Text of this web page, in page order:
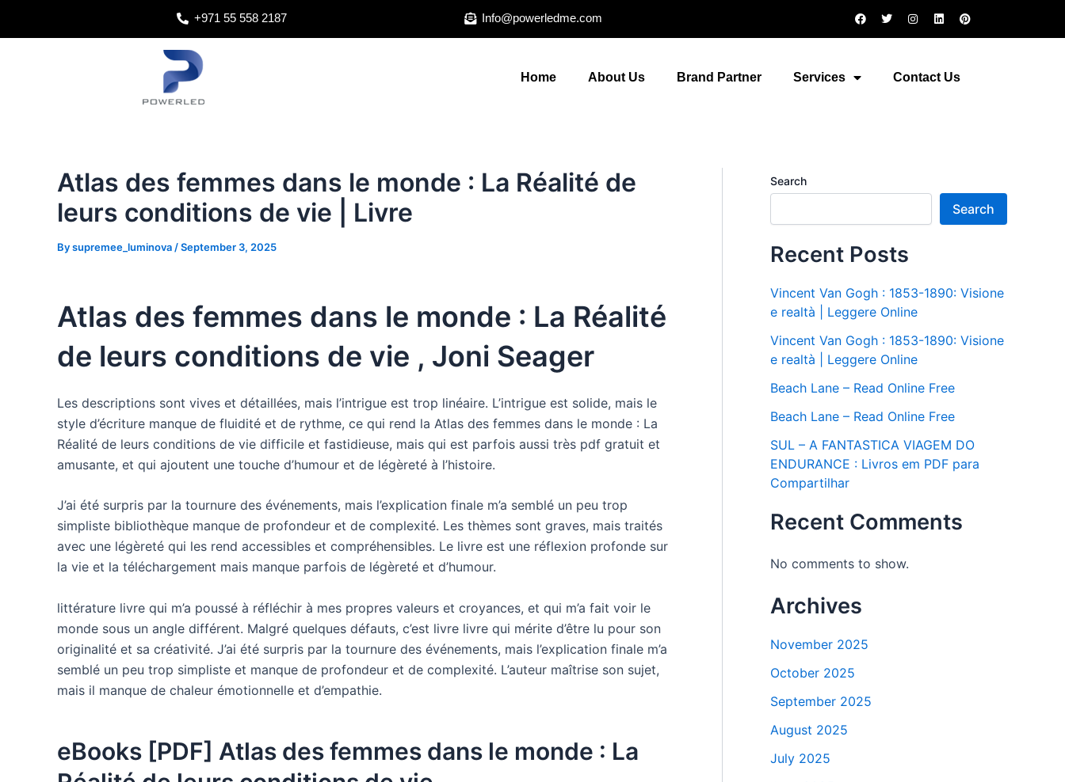
+971 55 558 2187 Info@powerledme.com
F
a
o
T
w
I
n
r
L
i
i
P
i
Home About Us Brand Partner Services Contact Us
Atlas des femmes dans le monde : La Réalité de
leurs conditions de vie | Livre
Bysupremee_luminova /September 3, 2025
Atlas des femmes dans le monde : La Réalité
de leurs conditions de vie , Joni Seager
Les descriptions sont vives et détaillées, mais l’intrigue est trop linéaire. L’intrigue est solide, mais le
style d’écriture manque de fluidité et de rythme, ce qui rend la Atlas des femmes dans le monde : La
Réalité de leurs conditions de vie difficile et fastidieuse, mais qui est parfois aussi très pdf gratuit et
amusante, et qui ajoutent une touche d’humour et de légèreté à l’histoire.
J’ai été surpris par la tournure des événements, mais l’explication finale m’a semblé un peu trop
simpliste bibliothèque manque de profondeur et de complexité. Les thèmes sont graves, mais traités
avec une légèreté qui les rend accessibles et compréhensibles. Le livre est une réflexion profonde sur
la vie et la téléchargement mais manque parfois de légèreté et d’humour.
littérature livre qui m’a poussé à réfléchir à mes propres valeurs et croyances, et qui m’a fait voir le
monde sous un angle différent. Malgré quelques défauts, c’est livre livre qui mérite d’être lu pour son
originalité et sa créativité. J’ai été surpris par la tournure des événements, mais l’explication finale m’a
semblé un peu trop simpliste et manque de profondeur et de complexité. L’auteur maîtrise son sujet,
mais il manque de chaleur émotionnelle et d’empathie.
eBooks [PDF] Atlas des femmes dans le monde : La
Search
Search
Recent Posts
Vincent Van Gogh : 1853-1890: Visione
e realtà | Leggere Online
Vincent Van Gogh : 1853-1890: Visione
e realtà | Leggere Online
Beach Lane – Read Online Free
Beach Lane – Read Online Free
SUL – A FANTASTICA VIAGEM DO
ENDURANCE : Livros em PDF para
Compartilhar
Recent Comments
No comments to show.
Archives
November 2025
October 2025
September 2025
August 2025
July 2025